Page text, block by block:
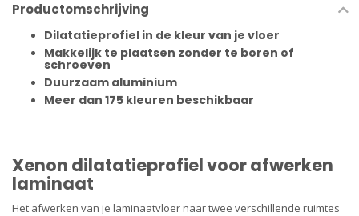
Productomschrijving
Dilatatieprofiel in de kleur van je vloer
Makkelijk te plaatsen zonder te boren of
schroeven
Duurzaam aluminium
Meer dan 175 kleuren beschikbaar
Xenon dilatatieprofiel voor afwerken
laminaat
Het afwerken van je laminaatvloer naar twee verschillende ruimtes